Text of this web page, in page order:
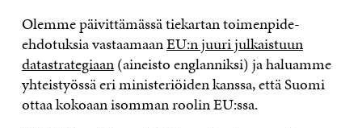
Olemme päivittämässä tiekartan toimenpide-
ehdotuksia vastaamaanEU:n juuri julkaistuun
datastrategiaan(aineisto englanniksi) ja haluamme
yhteistyössä eri ministeriöiden kanssa, että Suomi
ottaa kokoaan isomman roolin EU:ssa.